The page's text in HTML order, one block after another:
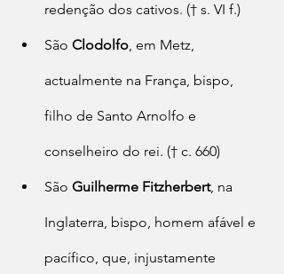
redenção dos cativos. († s. VI f.)
São Clodolfo, em Metz,
actualmente na França, bispo,
filho de Santo Arnolfo e
conselheiro do rei. († c. 660)
São Guilherme Fitzherbert, na
Inglaterra, bispo, homem afável e
pacífico, que, injustamente